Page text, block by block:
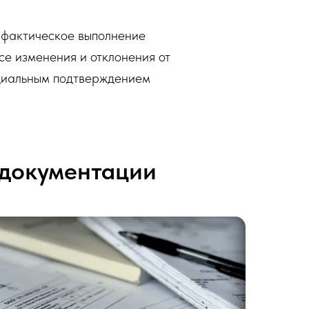
выполнение
изменения и отклонения от
подтверждением